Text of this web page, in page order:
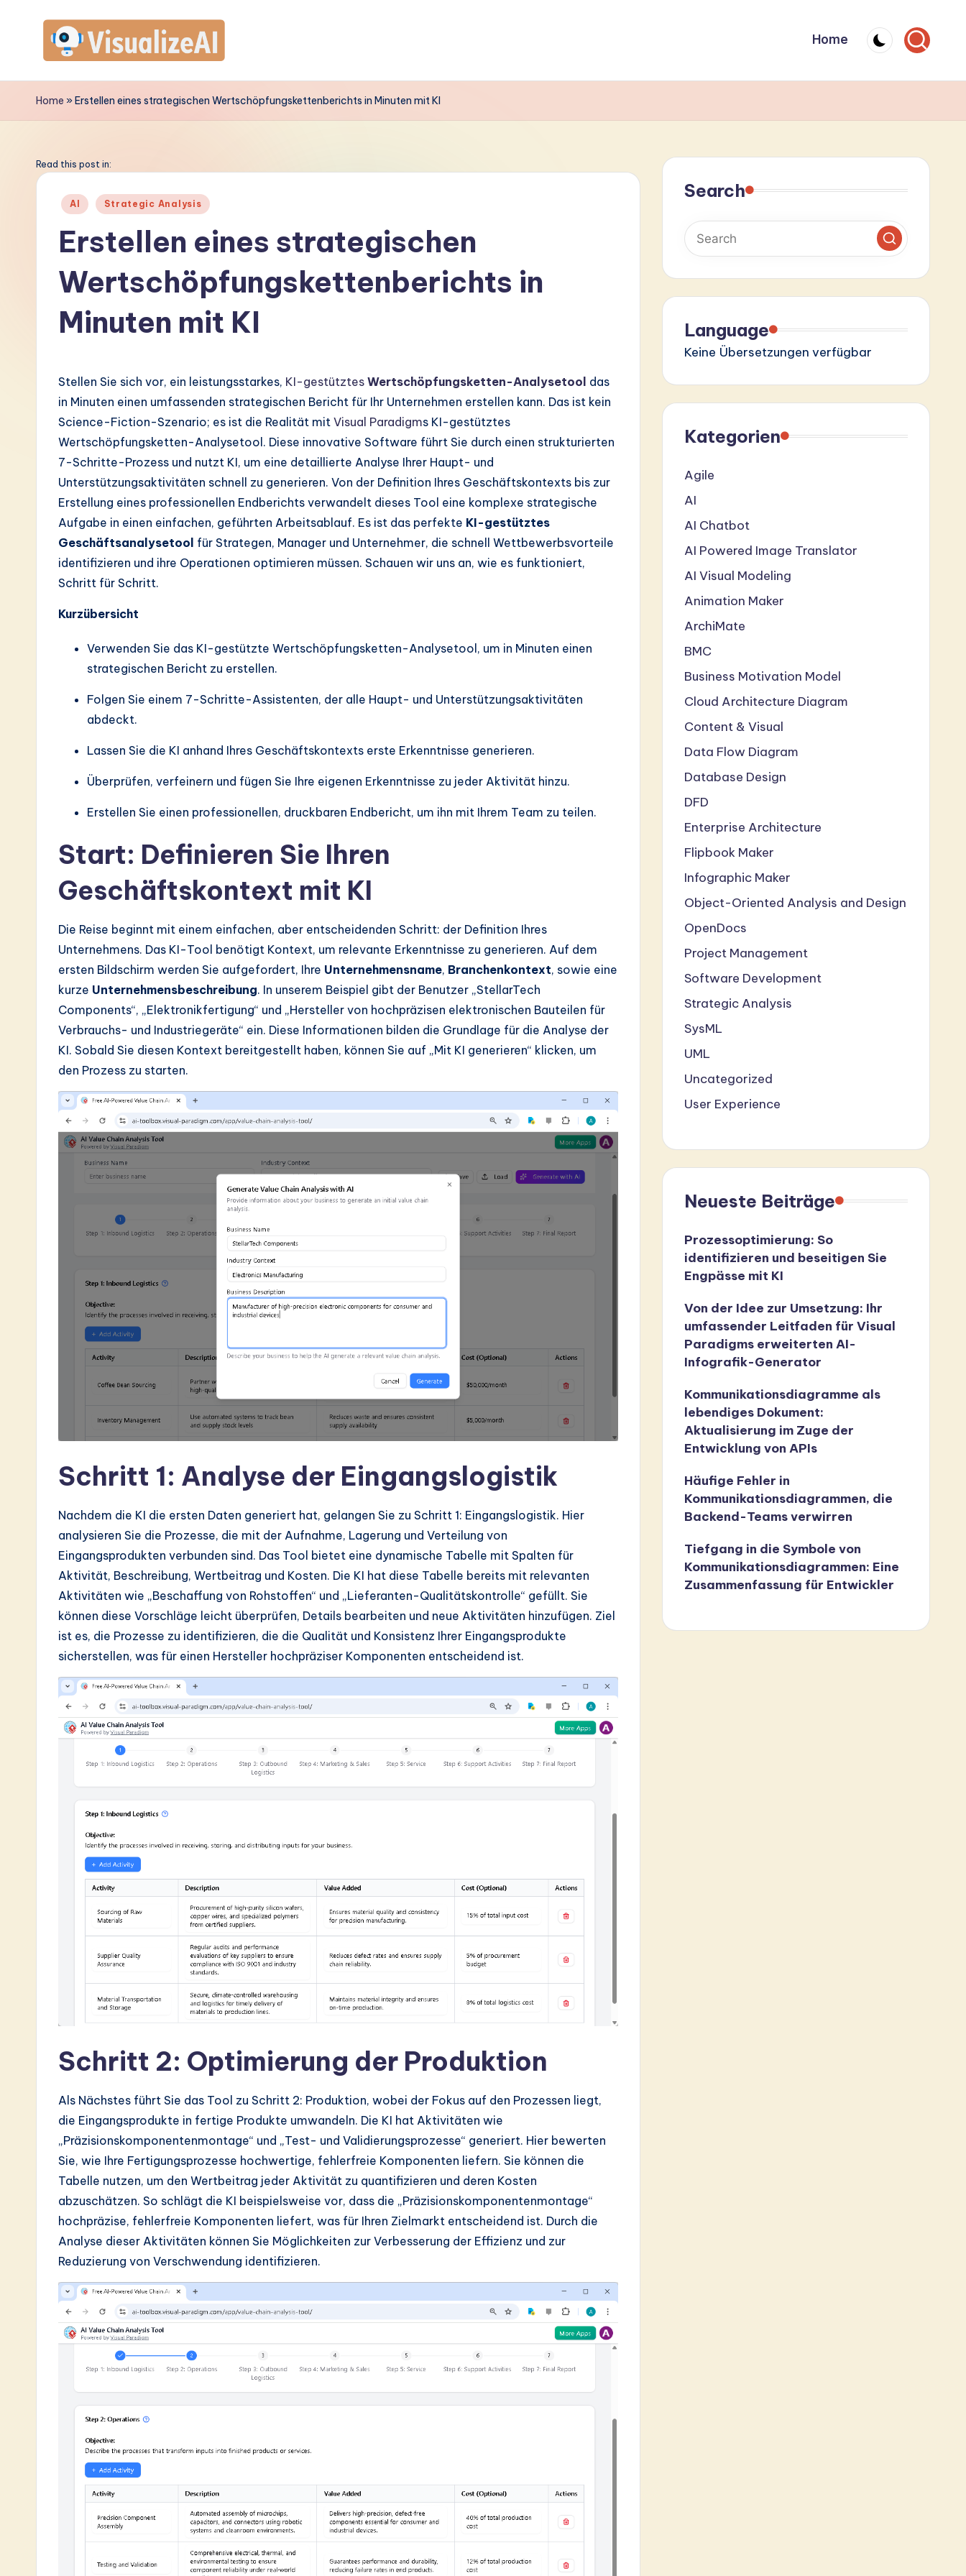
contentV
is
a
m
ft
w
In
Home
Home »Erstellen eines strategischen Wertschöpfungskettenberichts in Minuten mit KI
Read this post in:
Posted
AI Strategic Analysis
Erstellen eines strategischen
Wertschöpfungskettenberichts in
Minuten mit KI
Stellen Sie sich vor, ein leistungsstarkes, KI-gestütztes Wertschöpfungsketten-Analysetool das
in Minuten einen umfassenden strategischen Bericht für Ihr Unternehmen erstellen kann. Das ist kein
Science-Fiction-Szenario; es ist die Realität mit Visual Paradigms KI-gestütztes
Wertschöpfungsketten-Analysetool. Diese innovative Software führt Sie durch einen strukturierten
7-Schritte-Prozess und nutzt KI, um eine detaillierte Analyse Ihrer Haupt- und
Unterstützungsaktivitäten schnell zu generieren. Von der Definition Ihres Geschäftskontexts bis zur
Erstellung eines professionellen Endberichts verwandelt dieses Tool eine komplexe strategische
Aufgabe in einen einfachen, geführten Arbeitsablauf. Es ist das perfekte KI-gestütztes
Geschäftsanalysetool für Strategen, Manager und Unternehmer, die schnell Wettbewerbsvorteile
identifizieren und ihre Operationen optimieren müssen. Schauen wir uns an, wie es funktioniert,
Schritt für Schritt.
Kurzübersicht
Verwenden Sie das KI-gestützte Wertschöpfungsketten-Analysetool, um in Minuten einen
strategischen Bericht zu erstellen.
Folgen Sie einem 7-Schritte-Assistenten, der alle Haupt- und Unterstützungsaktivitäten
abdeckt.
Lassen Sie die KI anhand Ihres Geschäftskontexts erste Erkenntnisse generieren.
Überprüfen, verfeinern und fügen Sie Ihre eigenen Erkenntnisse zu jeder Aktivität hinzu.
Erstellen Sie einen professionellen, druckbaren Endbericht, um ihn mit Ihrem Team zu teilen.
Start: Definieren Sie Ihren
Geschäftskontext mit KI
Die Reise beginnt mit einem einfachen, aber entscheidenden Schritt: der Definition Ihres
Unternehmens. Das KI-Tool benötigt Kontext, um relevante Erkenntnisse zu generieren. Auf dem
ersten Bildschirm werden Sie aufgefordert, Ihre Unternehmensname, Branchenkontext, sowie eine
kurze Unternehmensbeschreibung. In unserem Beispiel gibt der Benutzer „StellarTech
Components“, „Elektronikfertigung“ und „Hersteller von hochpräzisen elektronischen Bauteilen für
Verbrauchs- und Industriegeräte“ ein. Diese Informationen bilden die Grundlage für die Analyse der
KI. Sobald Sie diesen Kontext bereitgestellt haben, können Sie auf „Mit KI generieren“ klicken, um
den Prozess zu starten.
Schritt 1: Analyse der Eingangslogistik
Nachdem die KI die ersten Daten generiert hat, gelangen Sie zu Schritt 1: Eingangslogistik. Hier
analysieren Sie die Prozesse, die mit der Aufnahme, Lagerung und Verteilung von
Eingangsprodukten verbunden sind. Das Tool bietet eine dynamische Tabelle mit Spalten für
Aktivität, Beschreibung, Wertbeitrag und Kosten. Die KI hat diese Tabelle bereits mit relevanten
Aktivitäten wie „Beschaffung von Rohstoffen“ und „Lieferanten-Qualitätskontrolle“ gefüllt. Sie
können diese Vorschläge leicht überprüfen, Details bearbeiten und neue Aktivitäten hinzufügen. Ziel
ist es, die Prozesse zu identifizieren, die die Qualität und Konsistenz Ihrer Eingangsprodukte
sicherstellen, was für einen Hersteller hochpräziser Komponenten entscheidend ist.
Schritt 2: Optimierung der Produktion
Als Nächstes führt Sie das Tool zu Schritt 2: Produktion, wobei der Fokus auf den Prozessen liegt,
die Eingangsprodukte in fertige Produkte umwandeln. Die KI hat Aktivitäten wie
„Präzisionskomponentenmontage“ und „Test- und Validierungsprozesse“ generiert. Hier bewerten
Sie, wie Ihre Fertigungsprozesse hochwertige, fehlerfreie Komponenten liefern. Sie können die
Tabelle nutzen, um den Wertbeitrag jeder Aktivität zu quantifizieren und deren Kosten
abzuschätzen. So schlägt die KI beispielsweise vor, dass die „Präzisionskomponentenmontage“
hochpräzise, fehlerfreie Komponenten liefert, was für Ihren Zielmarkt entscheidend ist. Durch die
Analyse dieser Aktivitäten können Sie Möglichkeiten zur Verbesserung der Effizienz und zur
Reduzierung von Verschwendung identifizieren.
Search
Language
Keine Übersetzungen verfügbar
Kategorien
Agile
AI
AI Chatbot
AI Powered Image Translator
AI Visual Modeling
Animation Maker
ArchiMate
BMC
Business Motivation Model
Cloud Architecture Diagram
Content & Visual
Data Flow Diagram
Database Design
DFD
Enterprise Architecture
Flipbook Maker
Infographic Maker
Object-Oriented Analysis and Design
OpenDocs
Project Management
Software Development
Strategic Analysis
SysML
UML
Uncategorized
User Experience
Neueste Beiträge
Prozessoptimierung: So
identifizieren und beseitigen Sie
Engpässe mit KI
Von der Idee zur Umsetzung: Ihr
umfassender Leitfaden für Visual
Paradigms erweiterten AI-
Infografik-Generator
Kommunikationsdiagramme als
lebendiges Dokument:
Aktualisierung im Zuge der
Entwicklung von APIs
Häufige Fehler in
Kommunikationsdiagrammen, die
Backend-Teams verwirren
Tiefgang in die Symbole von
Kommunikationsdiagrammen: Eine
Zusammenfassung für Entwickler